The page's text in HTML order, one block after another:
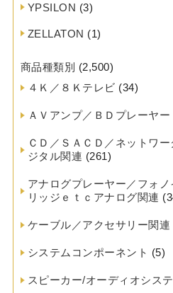
YPSILON (3)
ZELLATON (1)
商品種類別 (2,500)
４Ｋ／８Ｋテレビ (34)
ＡＶアンプ／ＢＤプレーヤ
ＣＤ／ＳＡＣＤ／ネットワ
ジタル関連 (261)
アナログプレーヤー／フォ
リッジｅｔｃアナログ関連
ケーブル／アクセサリー関連
システムコンポーネント (5)
スピーカー/オーディオシス